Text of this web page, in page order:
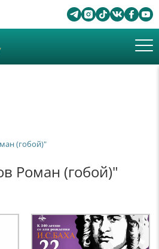
(гобой)"
Роман (гобой)"